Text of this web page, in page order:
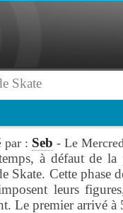
Skate
par : Seb - Le
à défaut de
Skate. Cette phase
leurs
Le premier arrivé à